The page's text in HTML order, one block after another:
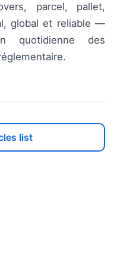
parcel, pallet,
global et reliable —
quotidienne des
list